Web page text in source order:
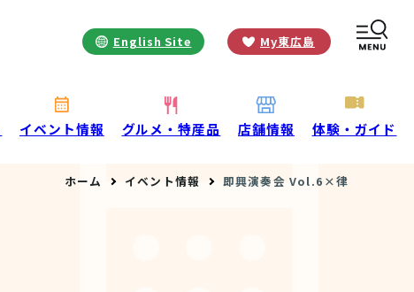
English Site My東広島
イベント情報 グルメ・特産品 店舗情報 体験・ガイド
ホーム イベント情報 即興演奏会 Vol.6×律
お役立ち情報
お知らせ
酒蔵営業時間